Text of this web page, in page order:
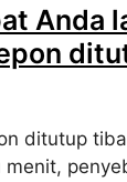
Anda
ditutup